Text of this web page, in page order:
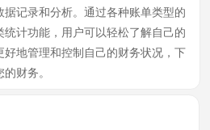
记录和分析。通过各种账单类型的
计功能，用户可以轻松了解自己的
好地管理和控制自己的财务状况，下
财务。